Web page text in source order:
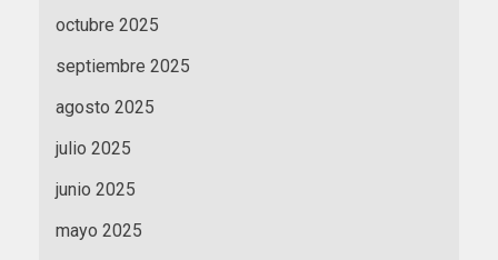
octubre 2025
septiembre 2025
agosto 2025
julio 2025
junio 2025
mayo 2025